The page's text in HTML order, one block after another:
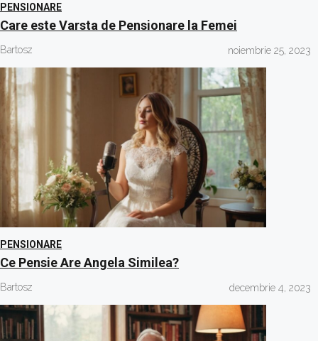
PENSIONARE
Care este Varsta de Pensionare la Femei
Bartosz noiembrie 25, 2023
PENSIONARE
Ce Pensie Are Angela Similea?
Bartosz decembrie 4, 2023